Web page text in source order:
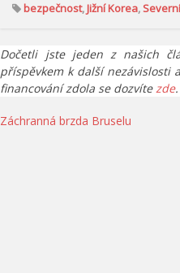
bezpečnost,Jižní Korea,
Dočetli jste jeden z našich
příspěvkem k další nezávislosti
financování zdola se dozvítezde.
Navigace
Záchranná brzda Bruselu